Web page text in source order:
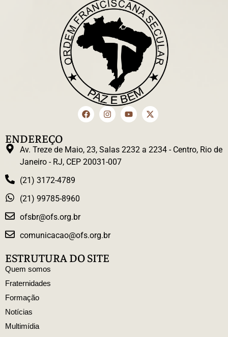
ENDEREÇO
Av. Treze de Maio, 23, Salas 2232 a 2234 - Centro, Rio de
Janeiro - RJ, CEP 20031-007
(21) 3172-4789
(21) 99785-8960
ofsbr@ofs.org.br
comunicacao@ofs.org.br
ESTRUTURA DO SITE
Quem somos
Fraternidades
Formação
Notícias
Multimídia